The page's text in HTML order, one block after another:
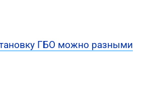
ГБО можно разными